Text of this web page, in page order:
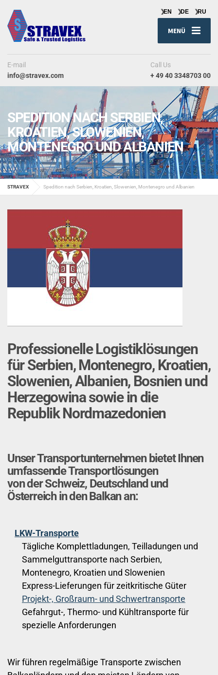
MENÜ
E-mail
info@stravex.com
Call Us
+ 49 40 3348703 00
SPEDITION NACH SERBIEN,
KROATIEN, SLOWENIEN,
MONTENEGRO UND ALBANIEN
STRAVEX Spedition nach Serbien, Kroatien, Slowenien, Montenegro und Albanien
Professionelle Logistiklösungen
für Serbien, Montenegro, Kroatien,
Slowenien, Albanien, Bosnien und
Herzegowina sowie in die
Republik Nordmazedonien
Unser Transportunternehmen bietet Ihnen
umfassende Transportlösungen
von der Schweiz, Deutschland und
Österreich in den Balkan an:
LKW-Transporte
Tägliche Komplettladungen, Teilladungen und
Sammelguttransporte nach Serbien,
Montenegro, Kroatien und Slowenien
Express-Lieferungen für zeitkritische Güter
Projekt-, Großraum- und Schwertransporte
Gefahrgut-, Thermo- und Kühltransporte für
spezielle Anforderungen
Wir führen regelmäßige Transporte zwischen